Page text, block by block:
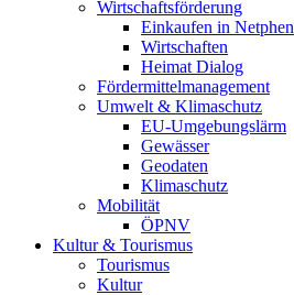
Wirtschaftsförderung
Einkaufen in Netphen
Wirtschaften
Heimat Dialog
Fördermittelmanagement
Umwelt & Klimaschutz
EU-Umgebungslärm
Gewässer
Geodaten
Klimaschutz
Mobilität
ÖPNV
Kultur & Tourismus
Tourismus
Kultur